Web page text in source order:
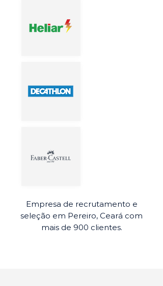
Empresa de recrutamento e
seleção em Pereiro, Ceará com
mais de 900 clientes.